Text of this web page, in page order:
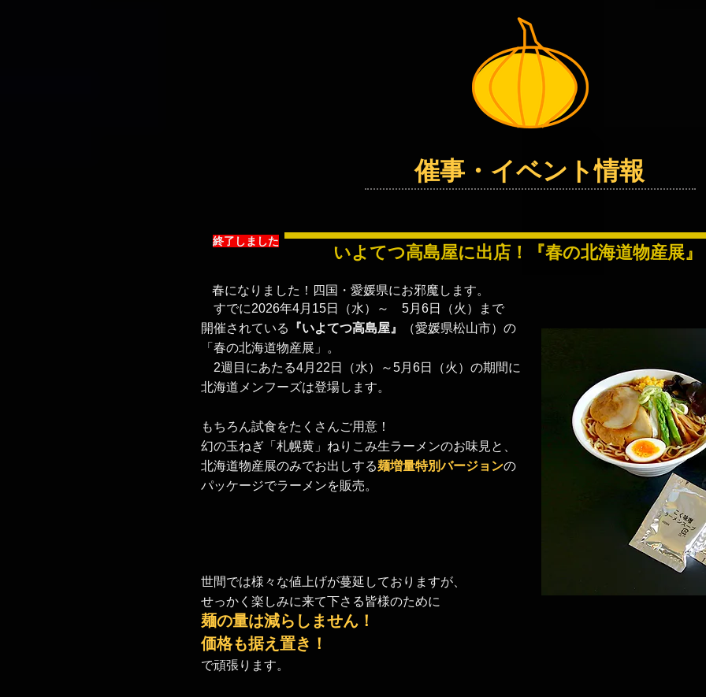
​催事・イベント情報
いよてつ高島屋に出店！ 『春の北海道物産展』
春になりました！四国・愛媛県にお邪魔します。
すでに2026年4月15日（水）～ 5月6日（火）まで
開催されている
『いよてつ高島屋』
（愛媛県松山市）の
「春の北海道物産展」。
2週目にあたる4月22日（水）～5月6日（火）の期間に
北海道メンフーズは登場します。
もちろん試食をたくさんご用意！
幻の玉ねぎ「札幌黄」ねりこみ生ラーメンのお味見と、
北海道物産展のみでお出しする麺増量特別バージョンの
パッケージでラーメンを販売。
世間では様々な値上げが蔓延しておりますが、
せっかく楽しみに来て下さる皆様のために
麺の量は減らしません！
​価格も据え置き！​
​で頑張ります。
​終了しました